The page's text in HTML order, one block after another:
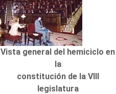
Vista general del hemiciclo en
la
constitución de la VIII
legislatura